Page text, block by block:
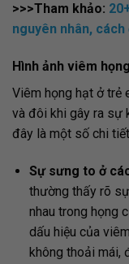
>>>Tham khảo:
nguyên nhân,
Hình ảnh viêm
Viêm họng hạt ở trẻ
và đôi khi gây ra sự
đây là một số chi
Sự sưng to ở
thường thấy rõ
nhau trong họng
dấu hiệu của
không thoải mái,